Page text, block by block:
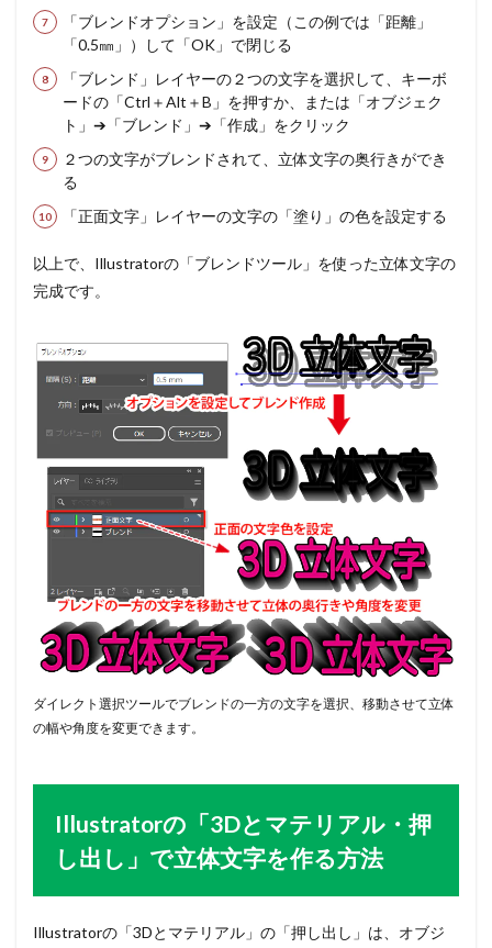
「ブレンドオプション」を設定（この例では「距離」
「0.5㎜」）して「OK」で閉じる
「ブレンド」レイヤーの２つの文字を選択して、キーボ
ードの「Ctrl＋Alt＋B」を押すか、または「オブジェク
ト」➔「ブレンド」➔「作成」をクリック
２つの文字がブレンドされて、立体文字の奥行きができ
る
「正面文字」レイヤーの文字の「塗り」の色を設定する
以上で、Illustratorの「ブレンドツール」を使った立体文字の
完成です。
ダイレクト選択ツールでブレンドの一方の文字を選択、移動させて立体
の幅や角度を変更できます。
Illustratorの「3Dとマテリアル・押
し出し」で立体文字を作る方法
Illustratorの「3Dとマテリアル」の「押し出し」は、オブジ